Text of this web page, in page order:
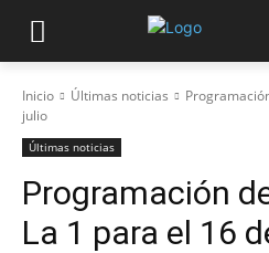
Inicio Últimas noticias
julio
Últimas noticias
Programación
La 1 para el 16